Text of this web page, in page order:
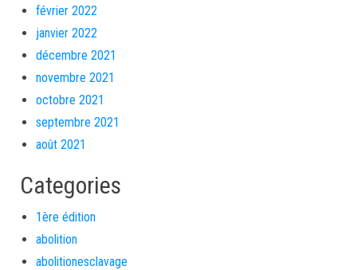
février 2022
janvier 2022
décembre 2021
novembre 2021
octobre 2021
septembre 2021
août 2021
Categories
1ère édition
abolition
abolitionesclavage